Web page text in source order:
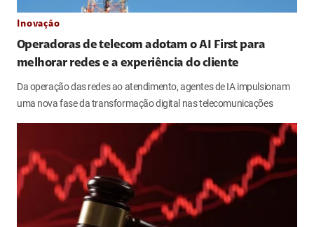
Inovação
Operadoras de telecom adotam o AI First para
melhorar redes e a experiência do cliente
Da operação das redes ao atendimento, agentes de IA impulsionam
uma nova fase da transformação digital nas telecomunicações